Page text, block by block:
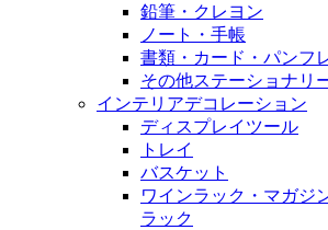
鉛筆・クレヨン
ノート・手帳
書類・カード・パンフ
その他ステーショナリ
インテリアデコレーション
ディスプレイツール
トレイ
バスケット
ワインラック・マガジ
ラック